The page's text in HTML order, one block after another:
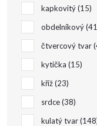
kapkovitý 15
obdelníkový 41
čtvercový tvar
kytička 15
kříž 23
srdce 38
kulatý tvar 148